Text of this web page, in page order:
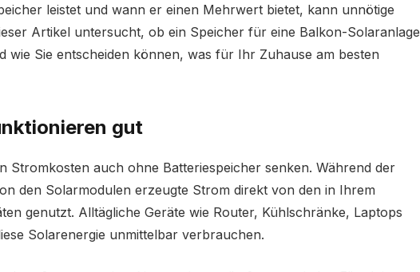
leistet und wann er einen Mehrwert bietet, kann unnötige
Artikel untersucht, ob ein Speicher für eine Balkon-Solaranlage
wie Sie entscheiden können, was für Ihr Zuhause am besten
gut
Stromkosten auch ohne Batteriespeicher senken. Während der
den Solarmodulen erzeugte Strom direkt von den in Ihrem
genutzt. Alltägliche Geräte wie Router, Kühlschränke, Laptops
Solarenergie unmittelbar verbrauchen.